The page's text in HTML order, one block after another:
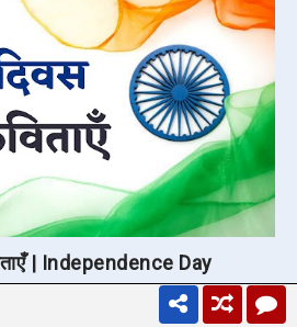
| Independence Day